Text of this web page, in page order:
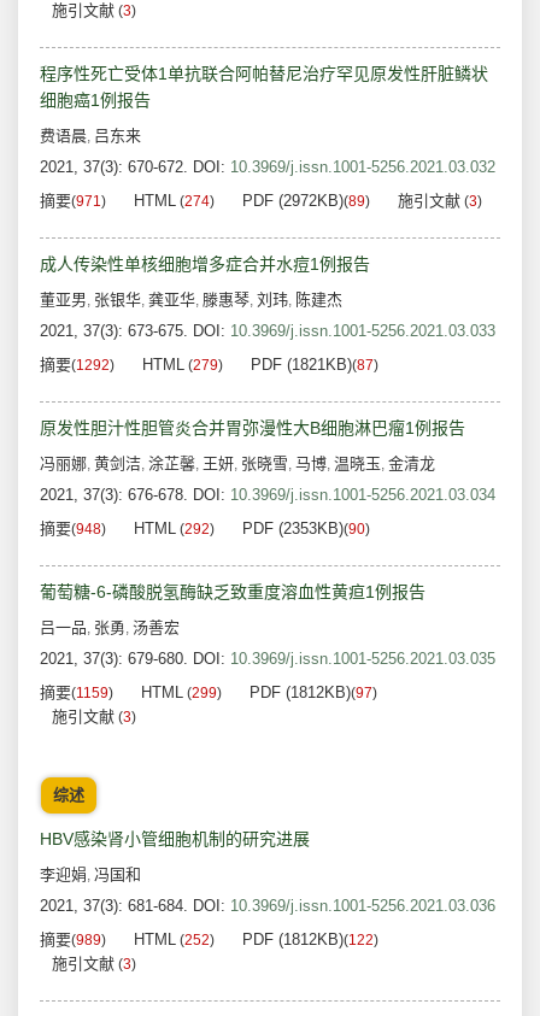
施引文献 (3)
程序性死亡受体1单抗联合阿帕替尼治疗罕见原发性肝脏鳞状
细胞癌1例报告
费语晨, 吕东来
2021, 37(3): 670-672. DOI: 10.3969/j.issn.1001-5256.2021.03.032
摘要(971) HTML (274) PDF (2972KB)(89) 施引文献 (3)
成人传染性单核细胞增多症合并水痘1例报告
董亚男, 张银华, 龚亚华, 滕惠琴, 刘玮, 陈建杰
2021, 37(3): 673-675. DOI: 10.3969/j.issn.1001-5256.2021.03.033
摘要(1292) HTML (279) PDF (1821KB)(87)
原发性胆汁性胆管炎合并胃弥漫性大B细胞淋巴瘤1例报告
冯丽娜, 黄剑洁, 涂芷馨, 王妍, 张晓雪, 马博, 温晓玉, 金清龙
2021, 37(3): 676-678. DOI: 10.3969/j.issn.1001-5256.2021.03.034
摘要(948) HTML (292) PDF (2353KB)(90)
葡萄糖-6-磷酸脱氢酶缺乏致重度溶血性黄疸1例报告
吕一品, 张勇, 汤善宏
2021, 37(3): 679-680. DOI: 10.3969/j.issn.1001-5256.2021.03.035
摘要(1159) HTML (299) PDF (1812KB)(97)
施引文献 (3)
综述
HBV感染肾小管细胞机制的研究进展
李迎娟, 冯国和
2021, 37(3): 681-684. DOI: 10.3969/j.issn.1001-5256.2021.03.036
摘要(989) HTML (252) PDF (1812KB)(122)
施引文献 (3)